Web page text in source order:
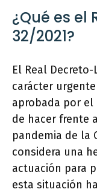
¿Qué es el
32/2021?
El Real
carácter
aprobada por el
de hacer frente
pandemia de la
considera una
actuación para
esta situación